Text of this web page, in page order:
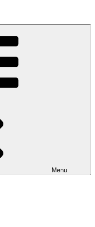
Menu